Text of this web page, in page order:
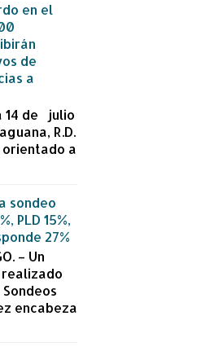
en el
de
a
14 de julio
R.D.
a
sondeo
PLD 15%,
27%
– Un
encabeza